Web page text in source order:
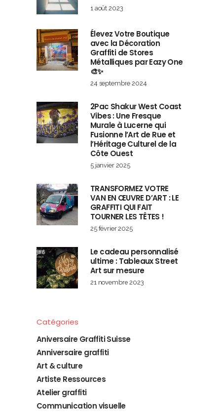
1 août 2023
Élevez Votre Boutique
avec la Décoration
Graffiti de Stores
Métalliques par Eazy One
🎨✨
24 septembre 2024
2Pac Shakur West Coast
Vibes : Une Fresque
Murale à Lucerne qui
Fusionne l’Art de Rue et
l’Héritage Culturel de la
Côte Ouest
5 janvier 2025
TRANSFORMEZ VOTRE
VAN EN ŒUVRE D’ART : LE
GRAFFITI QUI FAIT
TOURNER LES TÊTES !
25 février 2025
Le cadeau personnalisé
ultime : Tableaux Street
Art sur mesure
21 novembre 2023
Catégories
Aniversaire Graffiti Suisse
Anniversaire graffiti
Art & culture
Artiste Ressources
Atelier graffiti
Communication visuelle